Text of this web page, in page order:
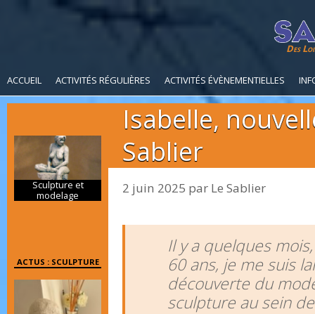
Des
ACCUEIL ACTIVITÉS RÉGULIÈRES ACTIVITÉS ÉVÈNEMENTIELLES
Isabelle,
Sablier
2 juin 2025 par Le Sablier
Il y a quelques
60 ans, je me suis
découverte du
sculpture au sein
Sculpture et
modelage
ACTUS : SCULPTURE